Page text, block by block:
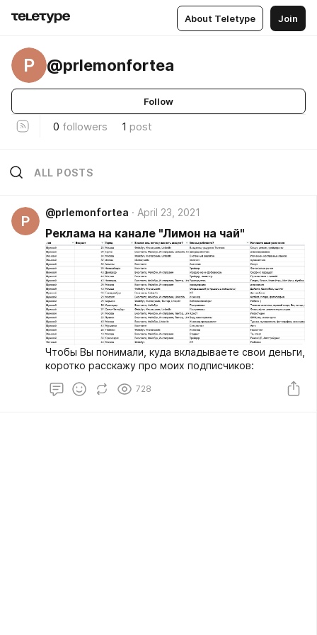
About Teletype Join
P @prlemonfortea
Follow
0 followers 1 post
ALL POSTS
P
@prlemonfortea April 23, 2021
Реклама на канале "Лимон на чай"
Чтобы Вы понимали, куда вкладываете свои деньги,
коротко расскажу про моих подписчиков:
728